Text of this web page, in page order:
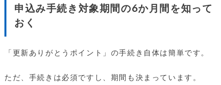
申込み手続き対象期間の6か月間を知って
おく
「更新ありがとうポイント」の手続き自体は簡単です。
ただ、手続きは必須ですし、期間も決まっています。